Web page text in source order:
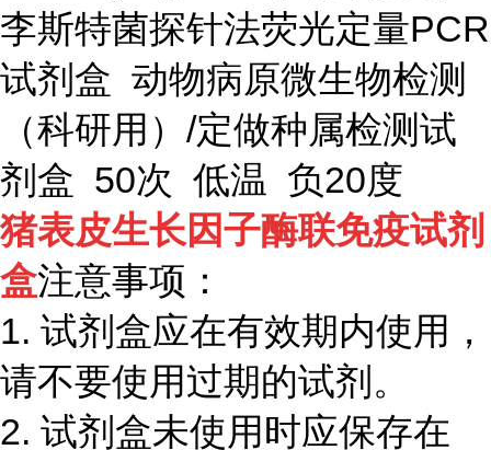
李斯特菌探针法荧光定量PCR
试剂盒 动物病原微生物检测
（科研用）/定做种属检测试
剂盒 50次 低温 负20度
猪表皮生长因子酶联免疫试剂
盒注意事项：
1. 试剂盒应在有效期内使用，
请不要使用过期的试剂。
2. 试剂盒未使用时应保存在